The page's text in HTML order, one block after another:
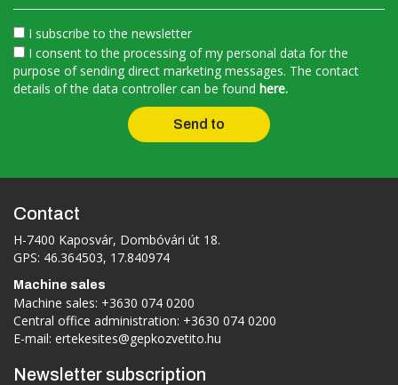
I subscribe to the newsletter
I consent to the processing of my personal data for the
purpose of sending direct marketing messages. The contact
details of the data controller can be found here.
Contact
H-7400 Kaposvár, Dombóvári út 18.
GPS: 46.364503, 17.840974
Machine sales
Machine sales: +3630 074 0200
Central office administration: +3630 074 0200
E-mail: ertekesites@gepkozvetito.hu
Newsletter subscription